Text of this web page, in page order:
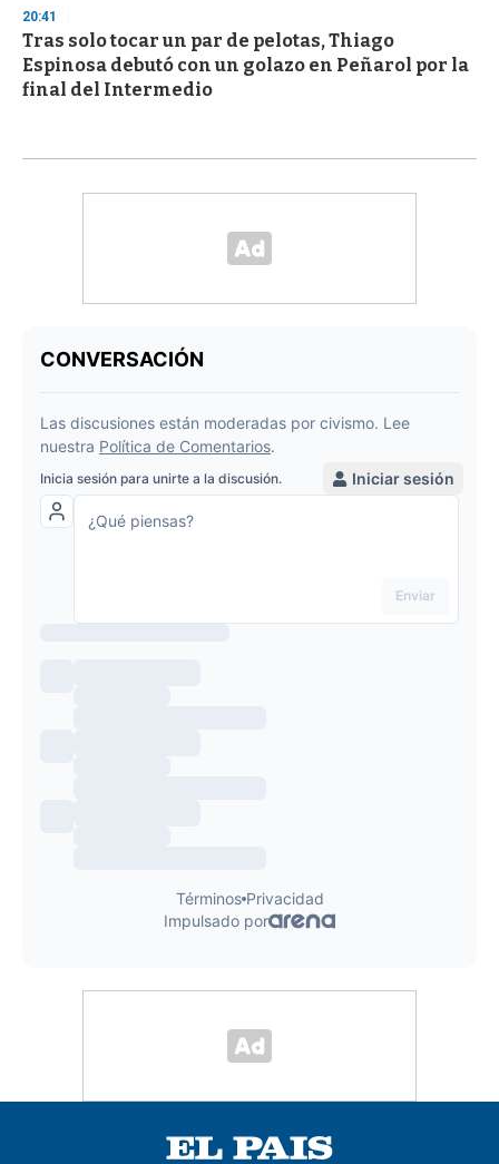
20:41
Tras solo tocar un par de pelotas, Thiago
Espinosa debutó con un golazo en Peñarol por la
final del Intermedio